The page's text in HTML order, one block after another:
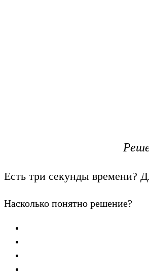
Есть три секунды времени?
Насколько понятно решение?